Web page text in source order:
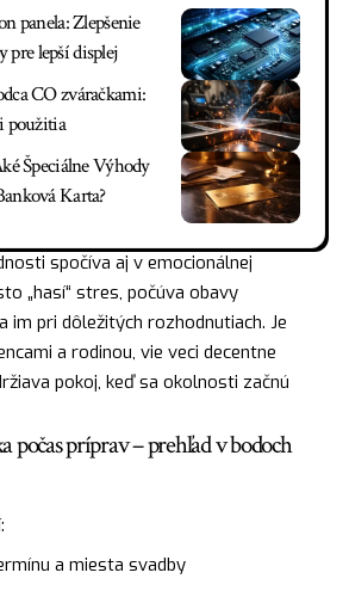
panela: Zlepšenie
pre lepší displej
CO zváračkami:
použitia
Špeciálne Výhody
Karta?
spočíva aj v emocionálnej
„hasí“ stres, počúva obavy
im pri dôležitých rozhodnutiach. Je
a rodinou, vie veci decentne
pokoj, keď sa okolnosti začnú
počas príprav – prehľad v bodoch
a miesta svadby